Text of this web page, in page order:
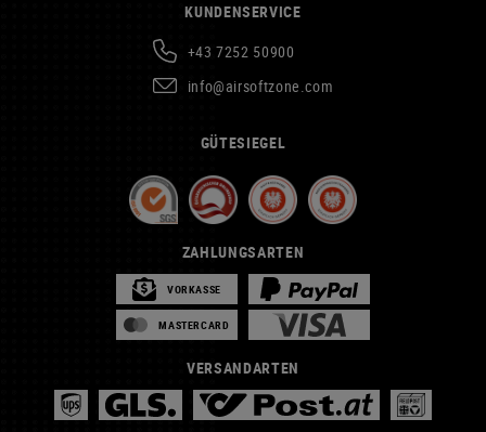
KUNDENSERVICE
+43 7252 50900
info@airsoftzone.com
GÜTESIEGEL
ZAHLUNGSARTEN
VORKASSE
MASTERCARD
VERSANDARTEN